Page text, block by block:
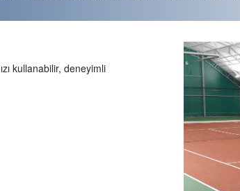
kullanabilir, deneyimli